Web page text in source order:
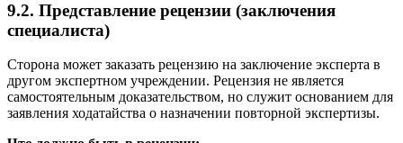
9.2. Представление рецензии (заключения
специалиста)
Сторона может заказать рецензию на заключение эксперта в
другом экспертном учреждении. Рецензия не является
самостоятельным доказательством, но служит основанием для
заявления ходатайства о назначении повторной экспертизы.